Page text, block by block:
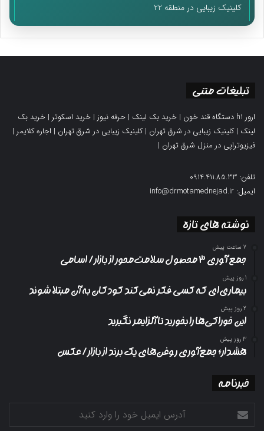
کلینیک زیبایی در منطقه 22
تبلیغات متنی
ارور h1 دستگاه قند خون | خرید بک لینک | حرفه نیوز | خرید اسکوتر | خرید بک
لینک |کلینیک زیبایی در شرق تهران |کلینیک زیبایی در شرق تهران | اجاره کلایمر |
فیزیوتراپی در منزل شرق تهران |
تلفن: 0914.411.85.33
ایمیل: info@drmotamednejad.ir
نوشته های تازه
7 ساعت پیش
جمع آوری ۳ محصول سلامت‌محور از بازار/ اسامی
1 روز پیش
بیماری‌ای که کسی فکر نمی‌کند کودکان به آن مبتلا شوند
2 روز پیش
این خوراکی‌ها را بخورید تا آلزایمر نگیرید
3 روز پیش
هشدار؛ جمع‌آوری روغن‌های یک برند از بازار/ عکس
خبرنامه
آدرس
ایمیل